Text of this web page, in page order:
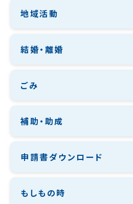
地域活動
結婚・離婚
ごみ
補助・助成
申請書ダウンロード
もしもの時